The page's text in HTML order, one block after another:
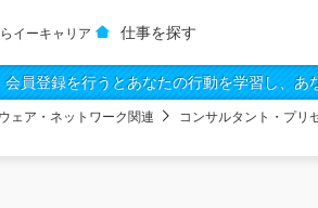
イーキャリア 仕事を探す
会員登録を行うとあなたの行動を学習し、あ
ェア・ネットワーク関連 コンサルタント・プリ